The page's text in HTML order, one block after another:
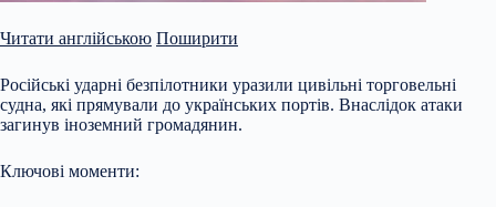
Читати англійською Поширити
Російські ударні безпілотники уразили цивільні торговельні
судна, які прямували до українських портів. Внаслідок атаки
загинув іноземний громадянин.
Ключові моменти: